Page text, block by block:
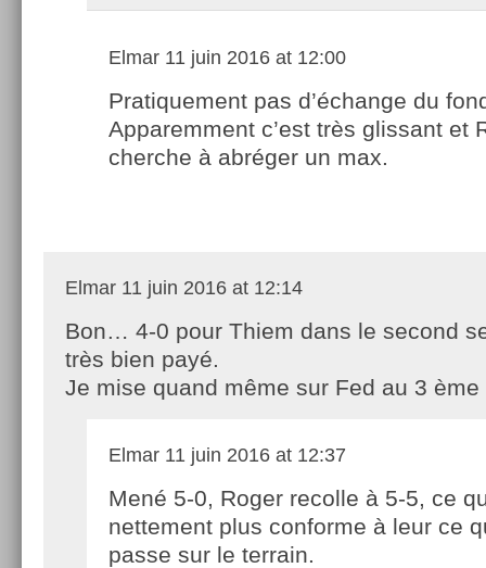
Elmar 11 juin 2016 at 12:00
Pratiquement pas d’échange du
Apparemment c’est très glissant et
cherche à abréger un max.
Elmar 11 juin 2016 at 12:14
Bon… 4-0 pour Thiem dans le second
très bien payé.
Je mise quand même sur Fed au 3
Elmar 11 juin 2016 at 12:37
Mené 5-0, Roger recolle à 5-5, ce
nettement plus conforme à leur ce
passe sur le terrain.